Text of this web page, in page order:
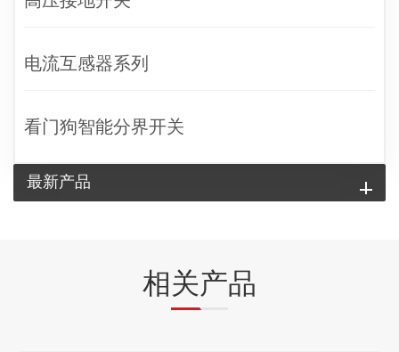
电流互感器系列
看门狗智能分界开关
最新产品
相关产品